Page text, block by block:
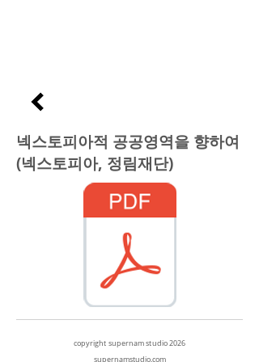
넥스토피아적 공공영역을 향하여
(넥스토피아, 정림재단)
copyright supernam studio 2026
supernamstudio.com